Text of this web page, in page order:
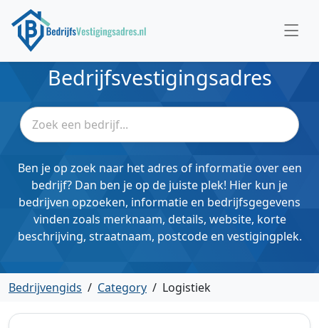
Bedrijfsvestigingsadres
Ben je op zoek naar het adres of informatie over een
bedrijf? Dan ben je op de juiste plek! Hier kun je
bedrijven opzoeken, informatie en bedrijfsgegevens
vinden zoals merknaam, details, website, korte
beschrijving, straatnaam, postcode en vestigingplek.
Bedrijvengids / Category / Logistiek